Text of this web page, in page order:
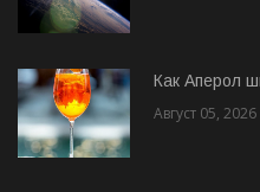
Как Аперол
Август 05, 2026